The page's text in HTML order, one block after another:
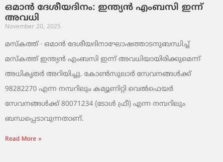
ഒമാൻ ദേശീയദിനം: ഇന്ത്യൻ എംബസി ഇന്ന്
അവധി
November 20, 2025
മസ്‌കത്ത് ∙ ഒമാൻ ദേശീയദിനാഘോഷത്താടനുബന്ധിച്ച്
മസ്‌കത്ത് ഇന്ത്യൻ എംബസി ഇന്ന് അവധിയായിരിക്കുമെന്ന്
അധികൃതർ അറിയിച്ചു. കോൺസുലാർ സേവനങ്ങൾക്ക്
98282270 എന്ന നമ്പറിലും കമ്യൂണിറ്റി വെൽഫെയർ
സേവനങ്ങൾക്ക് 80071234 (ടോൾ ഫ്രീ) എന്ന നമ്പറിലും
ബന്ധപ്പെടാവുന്നതാണ്.
Read More »